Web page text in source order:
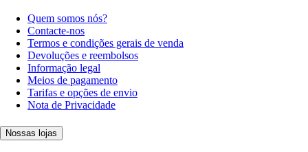
Quem somos nós?
Contacte-nos
Termos e condições gerais de venda
Devoluções e reembolsos
Informação legal
Meios de pagamento
Tarifas e opções de envio
Nota de Privacidade
Nossas lojas